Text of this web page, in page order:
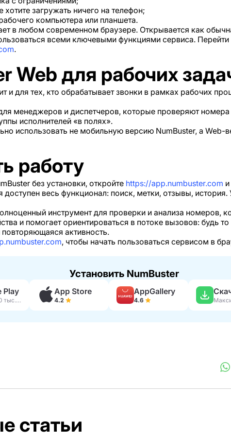
хотите загружать ничего на телефон;
компьютера или планшета.
в любом современном браузере. Открывается как
всеми ключевыми функциями сервиса.
.
Web для рабочих
и для тех, кто обрабатывает звонки в рамках рабочих
менеджеров и диспетчеров, которые проверяют
исполнителей «в полях».
использовать не мобильную версию NumBuster, а
работу
без установки, откройте https://app.numbuster.com
доступен весь функционал: поиск, метки, отзывы,
инструмент для проверки и анализа номеров,
и помогает ориентироваться в потоке вызовов: будь
активность.
, чтобы начать пользоваться сервисом в
Установить NumBuster
Play
230 тыс. отзывов
App Store
4.2
AppGallery
4.6
статьи